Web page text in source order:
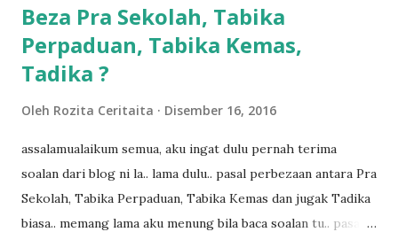
Beza Pra Sekolah, Tabika
Perpaduan, Tabika Kemas,
Tadika ?
Oleh Rozita Ceritaita Disember 16, 2016
assalamualaikum semua, aku ingat dulu pernah terima
soalan dari blog ni la.. lama dulu.. pasal perbezaan antara Pra
Sekolah, Tabika Perpaduan, Tabika Kemas dan jugak Tadika
biasa.. memang lama aku menung bila baca soalan tu.. pasal